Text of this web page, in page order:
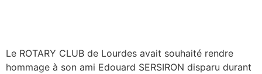
Le ROTARY CLUB de Lourdes avait souhaité rendre
hommage à son ami Edouard SERSIRON disparu durant